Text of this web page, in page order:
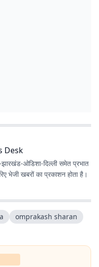
Desk
ओडिशा-दिल्‍ली समेत प्रभात
भेजी खबरों का प्रकाशन होता है।
omprakash sharan